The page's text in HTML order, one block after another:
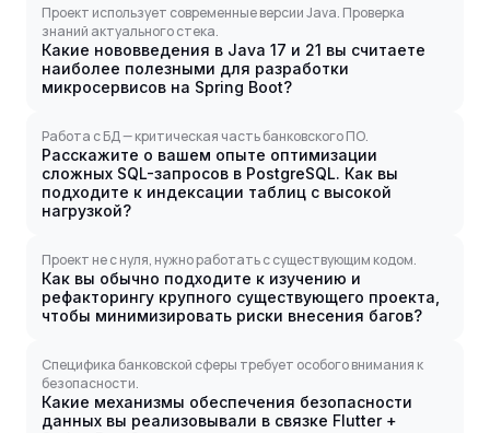
Проект использует современные версии Java. Проверка
знаний актуального стека.
Какие нововведения в Java 17 и 21 вы считаете
наиболее полезными для разработки
микросервисов на Spring Boot?
Работа с БД — критическая часть банковского ПО.
Расскажите о вашем опыте оптимизации
сложных SQL-запросов в PostgreSQL. Как вы
подходите к индексации таблиц с высокой
нагрузкой?
Проект не с нуля, нужно работать с существующим кодом.
Как вы обычно подходите к изучению и
рефакторингу крупного существующего проекта,
чтобы минимизировать риски внесения багов?
Специфика банковской сферы требует особого внимания к
безопасности.
Какие механизмы обеспечения безопасности
данных вы реализовывали в связке Flutter +